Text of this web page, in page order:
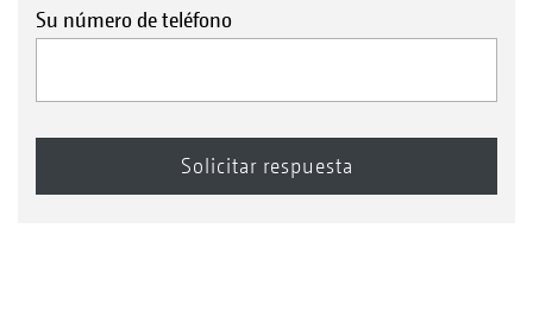
Su número de teléfono